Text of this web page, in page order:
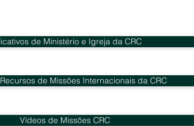
de Ministério e Igreja da CRC
de Missões Internacionais da CRC
Vídeos de Missões CRC